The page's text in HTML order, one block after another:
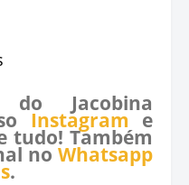
do Jacobina
Instagram e
tudo! Também
no Whatsapp
.